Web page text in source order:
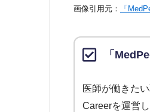
23 ISITEN
画像引用元： 「
「
医師が働きた
Careerを運営